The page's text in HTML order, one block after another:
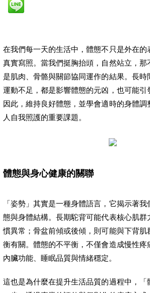
在我們每一天的生活中，體態不只是外在的
真實寫照。當我們挺胸抬頭，自然站立，那
是肌肉、骨骼與關節協同運作的結果。長時
運動不足，都是影響體態的元凶，也可能引
因此，維持良好體態，並學會適時的身體
人自我照護的重要課題。
體態與身心健康的關聯
「姿勢」其實是一種身體語言，它揭示著
態與身體結構。長期駝背可能代表核心肌群
慣異常；骨盆前傾或後傾，則可能與下背肌
衡有關。體態的不平衡，不僅會造成慢性疼
內臟功能、睡眠品質與情緒穩定。
這也是為什麼在提升生活品質的過程中，「